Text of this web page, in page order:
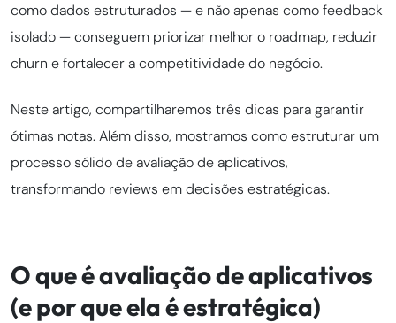
como dados estruturados — e não apenas como feedback
isolado — conseguem priorizar melhor o roadmap, reduzir
churn e fortalecer a competitividade do negócio.
Neste artigo, compartilharemos três dicas para garantir
ótimas notas. Além disso, mostramos como estruturar um
processo sólido de avaliação de aplicativos,
transformando reviews em decisões estratégicas.
O que é avaliação de aplicativos
(e por que ela é estratégica)